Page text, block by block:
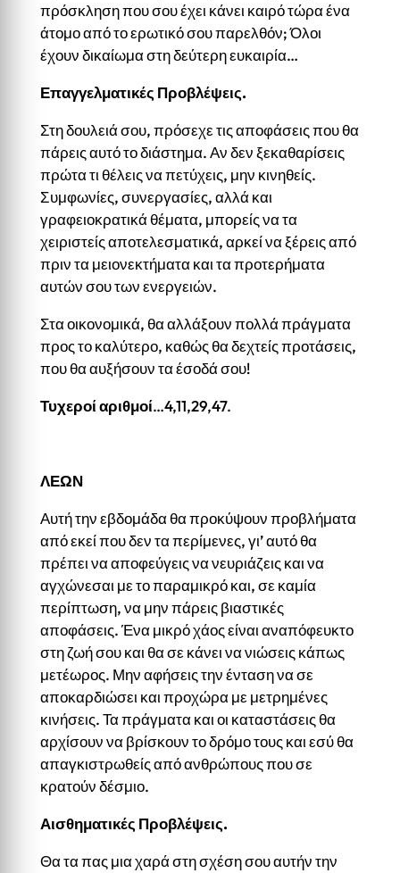
πρόσκληση που σου έχει κάνει καιρό τώρα ένα
άτομο από το ερωτικό σου παρελθόν; Όλοι
έχουν δικαίωμα στη δεύτερη ευκαιρία…
Επαγγελματικές Προβλέψεις.
Στη δουλειά σου, πρόσεχε τις αποφάσεις που θα
πάρεις αυτό το διάστημα. Αν δεν ξεκαθαρίσεις
πρώτα τι θέλεις να πετύχεις, μην κινηθείς.
Συμφωνίες, συνεργασίες, αλλά και
γραφειοκρατικά θέματα, μπορείς να τα
χειριστείς αποτελεσματικά, αρκεί να ξέρεις από
πριν τα μειονεκτήματα και τα προτερήματα
αυτών σου των ενεργειών.
Στα οικονομικά, θα αλλάξουν πολλά πράγματα
προς το καλύτερο, καθώς θα δεχτείς προτάσεις,
που θα αυξήσουν τα έσοδά σου!
Τυχεροί αριθμοί…4,11,29,47.
ΛΕΩΝ
Αυτή την εβδομάδα θα προκύψουν προβλήματα
από εκεί που δεν τα περίμενες, γι’ αυτό θα
πρέπει να αποφεύγεις να νευριάζεις και να
αγχώνεσαι με το παραμικρό και, σε καμία
περίπτωση, να μην πάρεις βιαστικές
αποφάσεις. Ένα μικρό χάος είναι αναπόφευκτο
στη ζωή σου και θα σε κάνει να νιώσεις κάπως
μετέωρος. Μην αφήσεις την ένταση να σε
αποκαρδιώσει και προχώρα με μετρημένες
κινήσεις. Τα πράγματα και οι καταστάσεις θα
αρχίσουν να βρίσκουν το δρόμο τους και εσύ θα
απαγκιστρωθείς από ανθρώπους που σε
κρατούν δέσμιο.
Αισθηματικές Προβλέψεις.
Θα τα πας μια χαρά στη σχέση σου αυτήν την